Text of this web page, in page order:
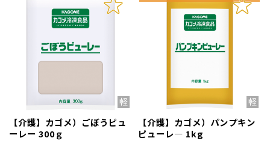
【介護】カゴメ）ごぼうピュ
ーレー 300ｇ
【介護】カゴメ）パンプキン
ピューレ― 1kg